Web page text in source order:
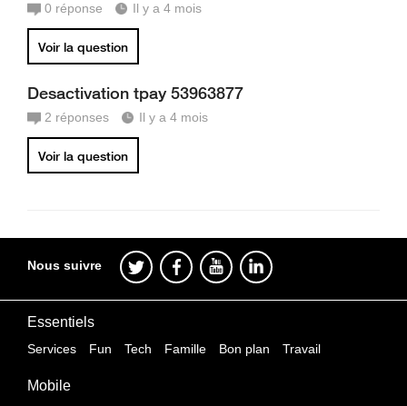
0 réponse Il y a 4 mois
Voir la question
Desactivation tpay 53963877
2 réponses Il y a 4 mois
Voir la question
Nous suivre
Essentiels
Services Fun Tech Famille Bon plan Travail
Mobile